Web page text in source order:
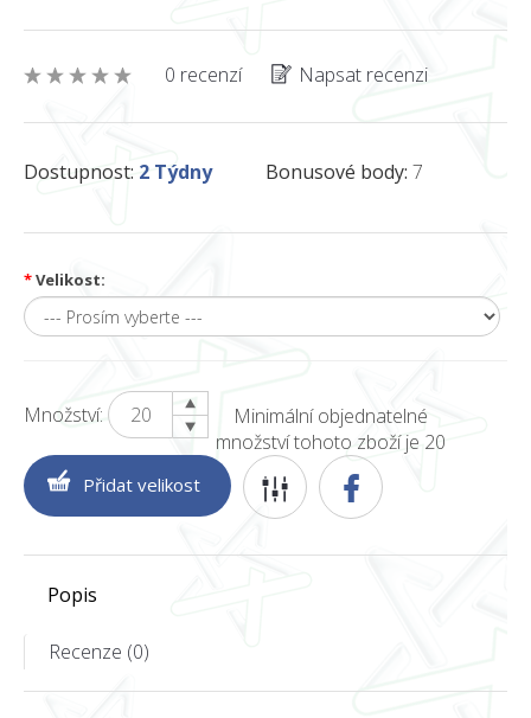
0 recenzí Napsat recenzi
Dostupnost: 2 Týdny Bonusové body: 7
*Velikost:
Množství:
Minimální objednatelné
množství tohoto zboží je 20
Popis
Recenze (0)